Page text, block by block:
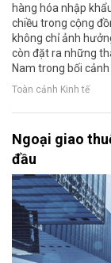
hàng hóa nhập
chiều trong cộng
không chỉ ảnh
còn đặt ra những
Nam trong bối
Toàn cảnh Kinh tế
Ngoại giao
đầu